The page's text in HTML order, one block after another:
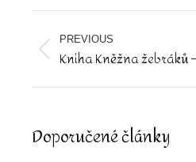
Post
navigation
PREVIOUS
Previous
Kniha Kněžna žebráků
Doporučené články